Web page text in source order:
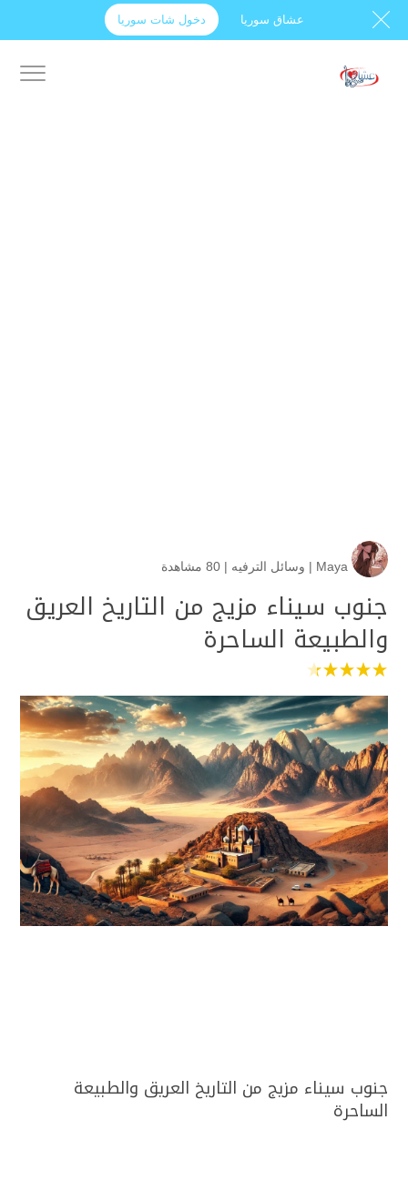
عشاق سوريا دخول شات سوريا
Maya
| وسائل الترفيه | 80 مشاهدة
جنوب سيناء مزيج من التاريخ العريق
والطبيعة الساحرة
جنوب سيناء مزيج من التاريخ العريق والطبيعة
الساحرة